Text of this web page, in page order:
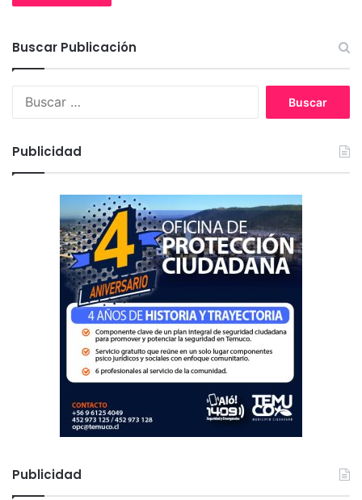
Buscar Publicación
:
Publicidad
Publicidad